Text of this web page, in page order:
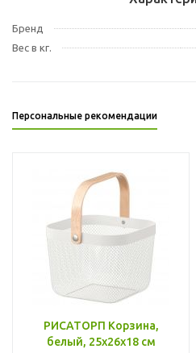
Бренд
Вес в кг.
Персональные рекомендации
РИСАТОРП Корзина,
белый, 25x26x18 см